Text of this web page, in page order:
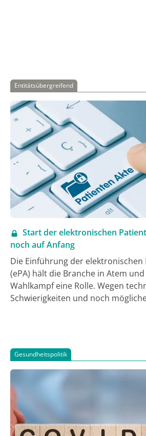
Entitätsübergreifend
Start der elektronischen
noch auf Anfang
Die Einführung der elektronischen
(ePA) hält die Branche in Atem
Wahlkampf eine Rolle. Wegen
Schwierigkeiten und noch
bundesweite Roll-Out auf Anfang
durchgehende digitale
Laborwerten und verordneten
Vorteile bringen. Auch die
große Hoffnung in die Nutzung der
Gesundheitspolitik